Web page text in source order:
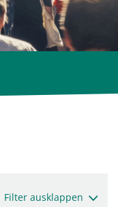
Filter ausklappen